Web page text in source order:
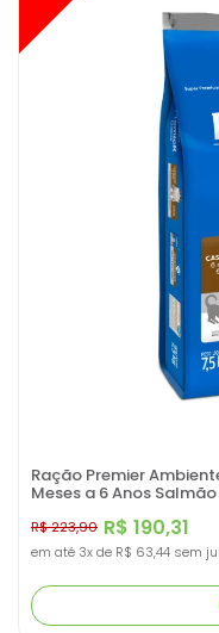
Ração Premier
Meses a 6 Anos Salmão
R$ 190,31
R$ 223,90
em até 3x de R$ 63,44 sem